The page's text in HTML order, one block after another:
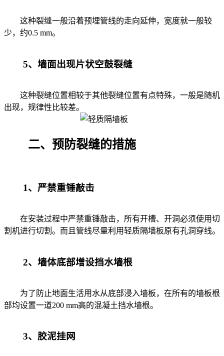
这种裂缝一般沿着预埋管线的走向延伸，宽度就一般较
少，约0.5 mm。
5、墙面出现片状空鼓裂缝
这种裂缝位置相较于其他裂缝位置有点特殊，一般是随机
出现，规律性比较差。
二、预防裂缝的措施
1、严禁重锤敲击
在安装过程中严禁重锤敲击，所有开槽、开洞必须使用切
割机进行切割。而且管线尽量利用轻质隔墙板原有孔洞穿线。
2、墙体底部增设挡水墙根
为了防止地面生活用水从底部浸入墙板，在所有的墙板根
部均设置一道200 mm高的混凝土挡水墙根。
3、胶泥挂网